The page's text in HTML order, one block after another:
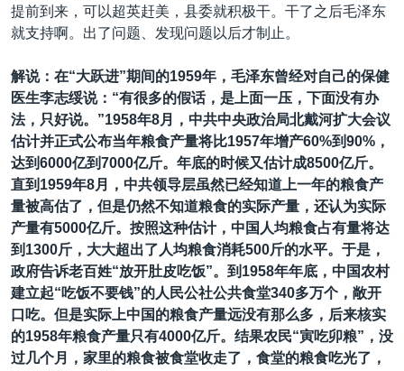
提前到来，可以超英赶美，县委就积极干。干了之后毛泽东
就支持啊。出了问题、发现问题以后才制止。
解说：在“大跃进”期间的1959年，毛泽东曾经对自己的保健
医生李志绥说：“有很多的假话，是上面一压，下面没有办
法，只好说。”1958年8月，中共中央政治局北戴河扩大会议
估计并正式公布当年粮食产量将比1957年增产60%到90%，
达到6000亿到7000亿斤。年底的时候又估计成8500亿斤。
直到1959年8月，中共领导层虽然已经知道上一年的粮食产
量被高估了，但是仍然不知道粮食的实际产量，还认为实际
产量有5000亿斤。按照这种估计，中国人均粮食占有量将达
到1300斤，大大超出了人均粮食消耗500斤的水平。于是，
政府告诉老百姓“放开肚皮吃饭”。到1958年年底，中国农村
建立起“吃饭不要钱”的人民公社公共食堂340多万个，敞开
口吃。但是实际上中国的粮食产量远没有那么多，后来核实
的1958年粮食产量只有4000亿斤。结果农民“寅吃卯粮”，没
过几个月，家里的粮食被食堂收走了，食堂的粮食吃光了，